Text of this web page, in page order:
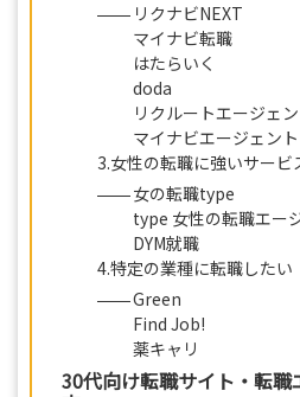
リクナビNEXT
マイナビ転職
はたらいく
doda
リクルートエージェ
マイナビエージェント
3.女性の転職に強いサービ
女の転職type
type 女性の転職エー
DYM就職
4.特定の業種に転職したい
Green
Find Job!
薬キャリ
30代向け転職サイト・転